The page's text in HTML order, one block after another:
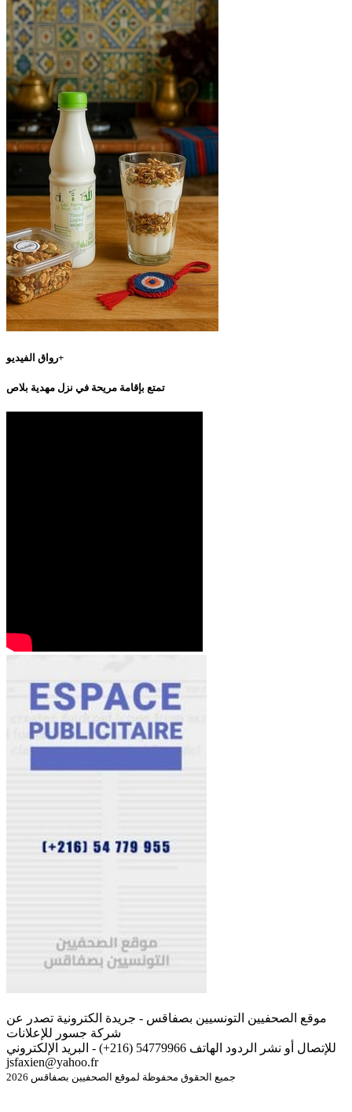
رواق الفيديو+
تمتع بإقامة مريحة في نزل مهدية بلاص
موقع الصحفيين التونسيين بصفاقس - جريدة الكترونية تصدر عن
شركة جسور للإعلانات
للإتصال أو نشر الردود الهاتف 54779966 (216+) - البريد الإلكتروني
jsfaxien@yahoo.fr
جميع الحقوق محفوظة لموقع الصحفيين بصفاقس 2026